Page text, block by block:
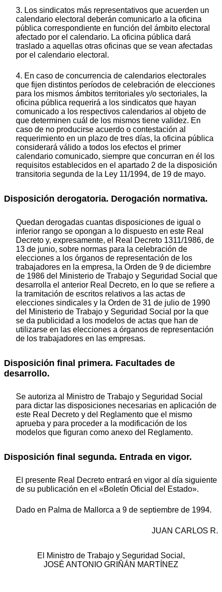
3. Los sindicatos más representativos que acuerden un
calendario electoral deberán comunicarlo a la oficina
pública correspondiente en función del ámbito electoral
afectado por el calendario. La oficina pública dará
traslado a aquellas otras oficinas que se vean afectadas
por el calendario electoral.
4. En caso de concurrencia de calendarios electorales
que fijen distintos períodos de celebración de elecciones
para los mismos ámbitos territoriales y/o sectoriales, la
oficina pública requerirá a los sindicatos que hayan
comunicado a los respectivos calendarios al objeto de
que determinen cuál de los mismos tiene validez. En
caso de no producirse acuerdo o contestación al
requerimiento en un plazo de tres días, la oficina pública
considerará válido a todos los efectos el primer
calendario comunicado, siempre que concurran en él los
requisitos establecidos en el apartado 2 de la disposición
transitoria segunda de la Ley 11/1994, de 19 de mayo.
Disposición derogatoria. Derogación normativa.
Quedan derogadas cuantas disposiciones de igual o
inferior rango se opongan a lo dispuesto en este Real
Decreto y, expresamente, el Real Decreto 1311/1986, de
13 de junio, sobre normas para la celebración de
elecciones a los órganos de representación de los
trabajadores en la empresa, la Orden de 9 de diciembre
de 1986 del Ministerio de Trabajo y Seguridad Social que
desarrolla el anterior Real Decreto, en lo que se refiere a
la tramitación de escritos relativos a las actas de
elecciones sindicales y la Orden de 31 de julio de 1990
del Ministerio de Trabajo y Seguridad Social por la que
se da publicidad a los modelos de actas que han de
utilizarse en las elecciones a órganos de representación
de los trabajadores en las empresas.
Disposición final primera. Facultades de
desarrollo.
Se autoriza al Ministro de Trabajo y Seguridad Social
para dictar las disposiciones necesarias en aplicación de
este Real Decreto y del Reglamento que el mismo
aprueba y para proceder a la modificación de los
modelos que figuran como anexo del Reglamento.
Disposición final segunda. Entrada en vigor.
El presente Real Decreto entrará en vigor al día siguiente
de su publicación en el «Boletín Oficial del Estado».
Dado en Palma de Mallorca a 9 de septiembre de 1994.
JUAN CARLOS R.
El Ministro de Trabajo y Seguridad Social,
JOSÉ ANTONIO GRIÑÁN MARTÍNEZ